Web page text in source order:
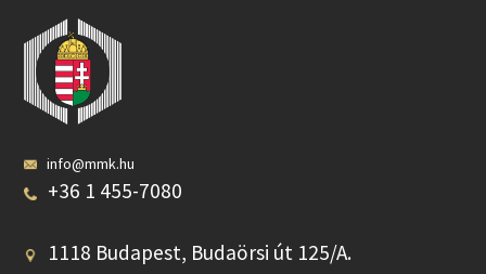
info@mmk.hu
+36 1 455-7080
1118 Budapest, Budaörsi út 125/A.